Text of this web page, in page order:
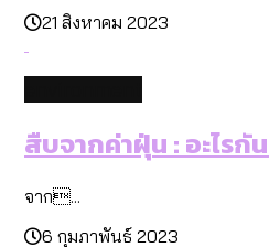
21 สิงหาคม 2023
สืบจากค่าฝุ่น : อะไร
จาก...
6 กุมภาพันธ์ 2023